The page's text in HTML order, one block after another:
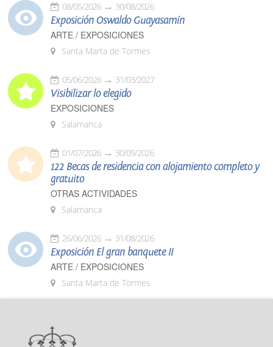
08/05/2026 30/08/2026
Exposición Oswaldo Guayasamín
ARTE / EXPOSICIONES
Santa Marta de Tormes
05/06/2026 31/03/2027
Visibilizar lo elegido
EXPOSICIONES
Salamanca
01/07/2026 30/09/2026
122 Becas de residencia con alojamiento completo y
gratuito
OTRAS ACTIVIDADES
Salamanca
26/06/2026 31/08/2026
Exposición El gran banquete II
ARTE / EXPOSICIONES
Santa Marta de Tormes